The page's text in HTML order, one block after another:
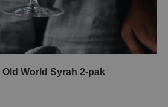
World Syrah 2-pak